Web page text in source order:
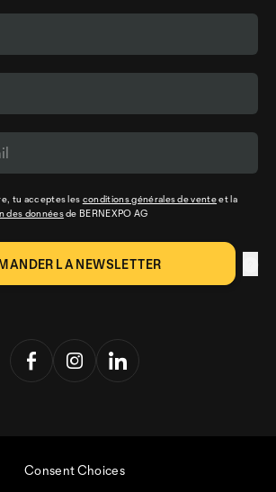
tu acceptes les conditions générales de venteet la
des donnéesde BERNEXPO AG
Consent Choices